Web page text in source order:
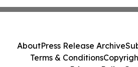
AboutPress Release Archive
Terms & Conditions